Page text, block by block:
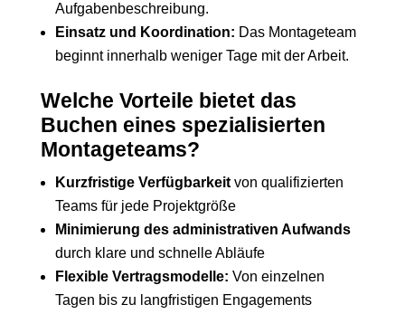
Aufgabenbeschreibung.
Einsatz und Koordination: Das Montageteam
beginnt innerhalb weniger Tage mit der Arbeit.
Welche Vorteile bietet das
Buchen eines spezialisierten
Montageteams?
Kurzfristige Verfügbarkeitvon qualifizierten
Teams für jede Projektgröße
Minimierung des administrativen Aufwands
durch klare und schnelle Abläufe
Flexible Vertragsmodelle: Von einzelnen
Tagen bis zu langfristigen Engagements